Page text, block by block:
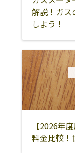
島尻郡伊是名村
解説！ガス
しよう！
【2026年
料金比較！